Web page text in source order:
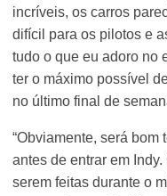
incríveis, os carros
difícil para os pilotos e
tudo o que eu adoro no
ter o máximo possível
no último final de
“Obviamente, será
antes de entrar em
serem feitas durante o